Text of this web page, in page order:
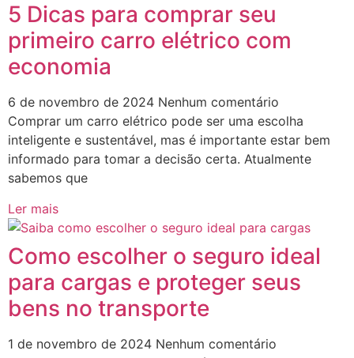
5 Dicas para comprar seu
primeiro carro elétrico com
economia
6 de novembro de 2024 Nenhum comentário
Comprar um carro elétrico pode ser uma escolha
inteligente e sustentável, mas é importante estar bem
informado para tomar a decisão certa. Atualmente
sabemos que
Ler mais
Como escolher o seguro ideal
para cargas e proteger seus
bens no transporte
1 de novembro de 2024 Nenhum comentário